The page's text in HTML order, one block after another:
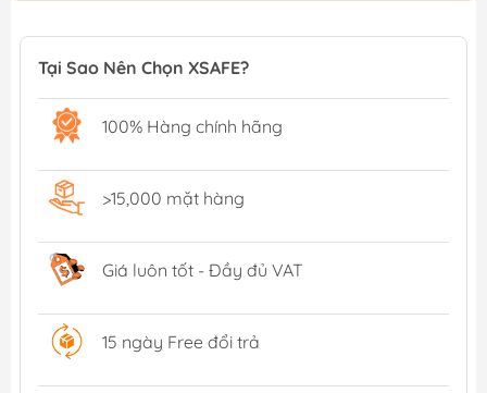
Tại Sao Nên Chọn XSAFE?
100% Hàng chính hãng
>15,000 mặt hàng
Giá luôn tốt - Đầy đủ VAT
15 ngày Free đổi trả